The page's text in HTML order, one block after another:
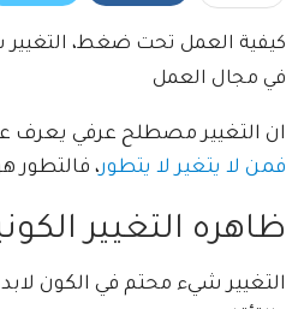
كيفية العمل تحت ضغط،
في مجال العمل
ان التغيير مصطلح عرفي يعرف
فمن لا يتغير لا يتطور، فالتطور
ظاهره التغيير
التغيير شيء محتم في الكون